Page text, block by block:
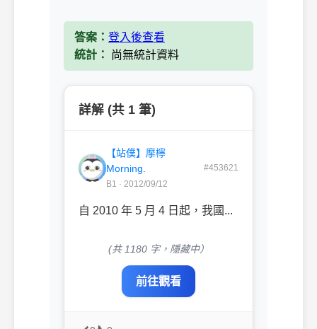
答案： 登入後查看
統計：
尚無統計資料
詳解 (共 1 筆)
【站僕】摩檸
Morning.
B1 · 2012/09/12
#453621
自 2010 年 5 月 4 日起，我國...
(共 1180 字，隱藏中）
前往觀看